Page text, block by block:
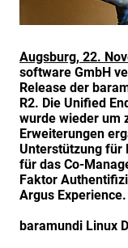
Augsburg, 22.
software GmbH
Release der
R2. Die Unified
wurde wieder um
Erweiterungen
Unterstützung für
für das Co-
Faktor
Argus Experience.
baramundi Linux